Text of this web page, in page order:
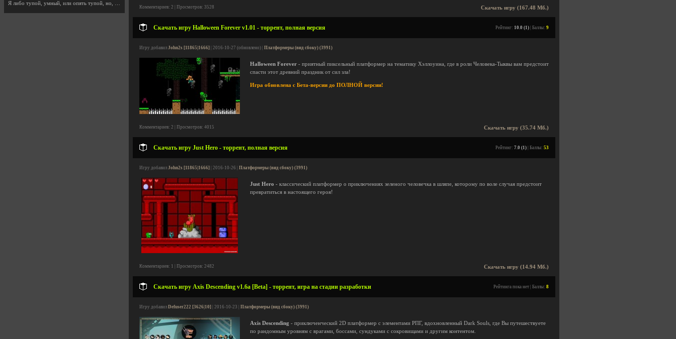
Скачать игру (167.48 Мб.)
Комментариев: 2 | Просмотров: 3528
Скачать игру Halloween Forever v1.01 - торрент, полная версия Рейтинг: 10.0 (1) | Баллы: 9
Игру добавил John2s [11865|1666] | 2016-10-27 (обновлено) | Платформеры (вид сбоку) (3991)
Halloween Forever - приятный пиксельный платформер на тематику Хэллоуина, где в роли Человека-Тыквы вам предстоит
спасти этот древний праздник от сил зла!
Игра обновлена с Бета-версии до ПОЛНОЙ версии!
Скачать игру (35.74 Мб.)
Комментариев: 2 | Просмотров: 4015
Скачать игру Just Hero - торрент, полная версия Рейтинг: 7.0 (1) | Баллы: 53
Игру добавил John2s [11865|1666] | 2016-10-26 | Платформеры (вид сбоку) (3991)
Just Hero - классический платформер о приключениях зеленого человечка в шляпе, которому по воле случая предстоит
превратиться в настоящего героя!
Скачать игру (14.94 Мб.)
Комментариев: 1 | Просмотров: 2482
Скачать игру Axis Descending v1.6a [Beta] - торрент, игра на стадии разработки Рейтинга пока нет | Баллы: 8
Игру добавил Defuser222 [3626|10] | 2016-10-23 | Платформеры (вид сбоку) (3991)
Axis Descending - приключенческий 2D платформер с элементами РПГ, вдохновленный Dark Souls, где Вы путешествуете
по рандомным уровням с врагами, боссами, сундуками с сокровищами и другим контентом.
Я либо тупой, умный, или опять тупой, но, вроде я